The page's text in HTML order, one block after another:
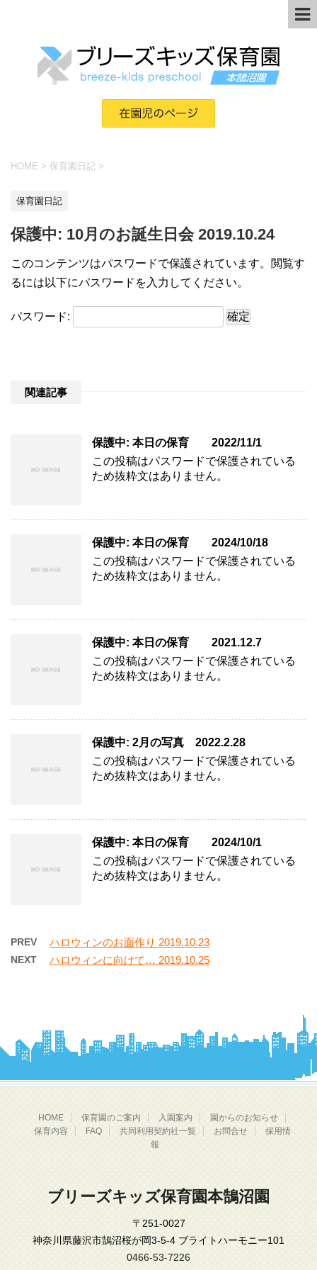
HOME > 保育園日記 >
保育園日記
保護中: 10月のお誕生日会 2019.10.24
このコンテンツはパスワードで保護されています。閲覧す
るには以下にパスワードを入力してください。
パスワード:
関連記事
保護中: 本日の保育 2022/11/1
この投稿はパスワードで保護されている
ため抜粋文はありません。
保護中: 本日の保育 2024/10/18
この投稿はパスワードで保護されている
ため抜粋文はありません。
保護中: 本日の保育 2021.12.7
この投稿はパスワードで保護されている
ため抜粋文はありません。
保護中: 2月の写真 2022.2.28
この投稿はパスワードで保護されている
ため抜粋文はありません。
保護中: 本日の保育 2024/10/1
この投稿はパスワードで保護されている
ため抜粋文はありません。
PREV ハロウィンのお面作り 2019.10.23
NEXT ハロウィンに向けて… 2019.10.25
HOME 保育園のご案内 入園案内
園からのお知らせ
保育内容
FAQ 共同利用契約社一覧 お問合せ
採用情
報
ブリーズキッズ保育園本鵠沼園
〒251-0027
神奈川県藤沢市鵠沼桜が岡3-5-4 ブライトハーモニー101
0466-53-7226